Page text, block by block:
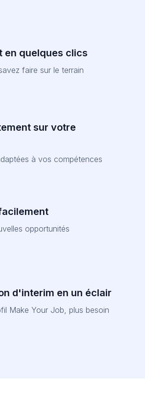
quelques clics
faire sur le terrain
sur votre
à vos compétences
opportunités
d'interim en un éclair
Make Your Job, plus besoin